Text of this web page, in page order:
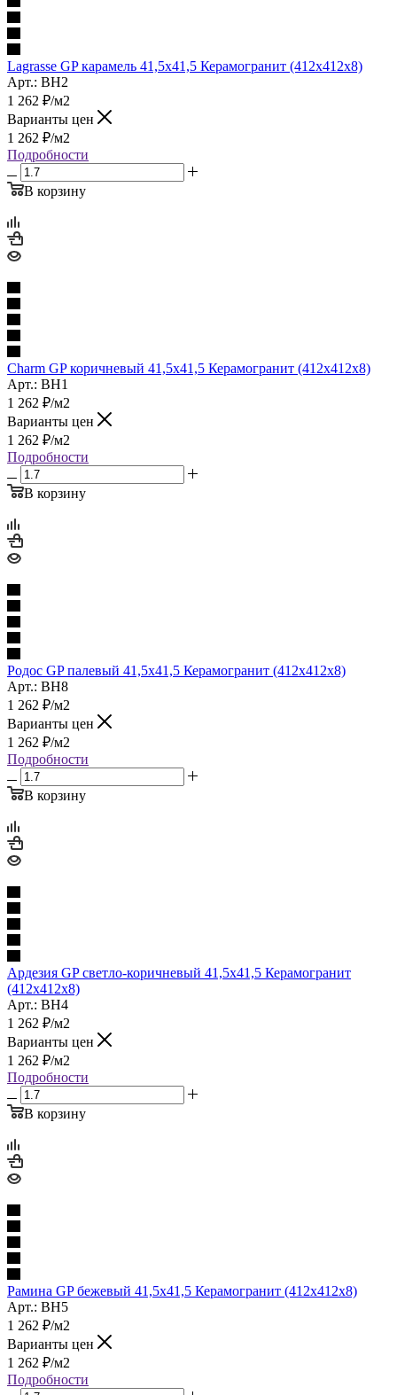
Lagrasse GP карамель 41,5х41,5 Керамогранит (412x412x8)
Арт.: BH2
1 262 ₽/м2
Варианты цен
1 262 ₽/м2
Подробности
В корзину
Charm GP коричневый 41,5х41,5 Керамогранит (412x412x8)
Арт.: BH1
1 262 ₽/м2
Варианты цен
1 262 ₽/м2
Подробности
В корзину
Родос GP палевый 41,5х41,5 Керамогранит (412x412x8)
Арт.: BH8
1 262 ₽/м2
Варианты цен
1 262 ₽/м2
Подробности
В корзину
Ардезия GP светло-коричневый 41,5х41,5 Керамогранит
(412x412x8)
Арт.: BH4
1 262 ₽/м2
Варианты цен
1 262 ₽/м2
Подробности
В корзину
Рамина GP бежевый 41,5х41,5 Керамогранит (412x412x8)
Арт.: BH5
1 262 ₽/м2
Варианты цен
1 262 ₽/м2
Подробности